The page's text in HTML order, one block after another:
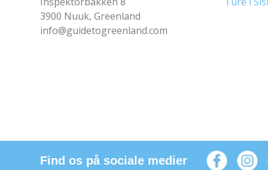
3900 Nuuk, Greenland
info@guidetogreenland.com
Find os på sociale medier